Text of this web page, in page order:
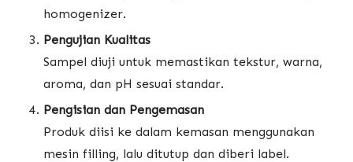
homogenizer.
Pengujian Kualitas
Sampel diuji untuk memastikan tekstur, warna,
aroma, dan pH sesuai standar.
Pengisian dan Pengemasan
Produk diisi ke dalam kemasan menggunakan
mesin filling, lalu ditutup dan diberi label.